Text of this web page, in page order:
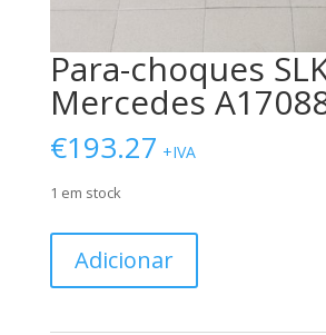
Para-choques
Mercedes
€193.27 +IVA
1 em stock
Adicionar